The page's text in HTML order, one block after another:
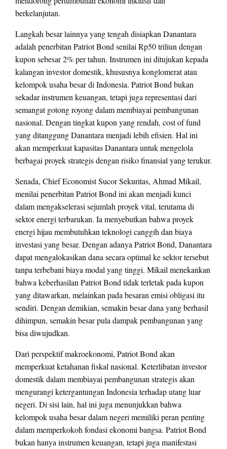
berkelanjutan.
Langkah besar lainnya yang tengah disiapkan Danantara
adalah penerbitan Patriot Bond senilai Rp50 triliun dengan
kupon sebesar 2% per tahun. Instrumen ini ditujukan kepada
kalangan investor domestik, khususnya konglomerat atau
kelompok usaha besar di Indonesia. Patriot Bond bukan
sekadar instrumen keuangan, tetapi juga representasi dari
semangat gotong royong dalam membiayai pembangunan
nasional. Dengan tingkat kupon yang rendah, cost of fund
yang ditanggung Danantara menjadi lebih efisien. Hal ini
akan memperkuat kapasitas Danantara untuk mengelola
berbagai proyek strategis dengan risiko finansial yang terukur.
Senada, Chief Economist Sucor Sekuritas, Ahmad Mikail,
menilai penerbitan Patriot Bond ini akan menjadi kunci
dalam mengakselerasi sejumlah proyek vital, terutama di
sektor energi terbarukan. Ia menyebutkan bahwa proyek
energi hijau membutuhkan teknologi canggih dan biaya
investasi yang besar. Dengan adanya Patriot Bond, Danantara
dapat mengalokasikan dana secara optimal ke sektor tersebut
tanpa terbebani biaya modal yang tinggi. Mikail menekankan
bahwa keberhasilan Patriot Bond tidak terletak pada kupon
yang ditawarkan, melainkan pada besaran emisi obligasi itu
sendiri. Dengan demikian, semakin besar dana yang berhasil
dihimpun, semakin besar pula dampak pembangunan yang
bisa diwujudkan.
Dari perspektif makroekonomi, Patriot Bond akan
memperkuat ketahanan fiskal nasional. Keterlibatan investor
domestik dalam membiayai pembangunan strategis akan
mengurangi ketergantungan Indonesia terhadap utang luar
negeri. Di sisi lain, hal ini juga menunjukkan bahwa
kelompok usaha besar dalam negeri memiliki peran penting
dalam memperkokoh fondasi ekonomi bangsa. Patriot Bond
bukan hanya instrumen keuangan, tetapi juga manifestasi